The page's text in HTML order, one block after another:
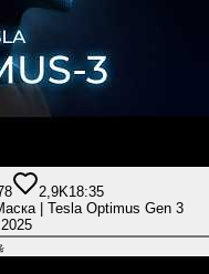
2,9K18:35
| Tesla Optimus Gen 3